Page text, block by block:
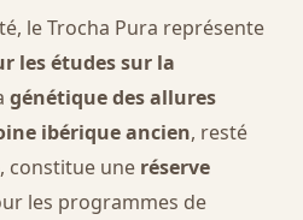
le Trocha Pura représente
les études sur la
génétique des allures
ibérique ancien, resté
constitue une réserve
les programmes de